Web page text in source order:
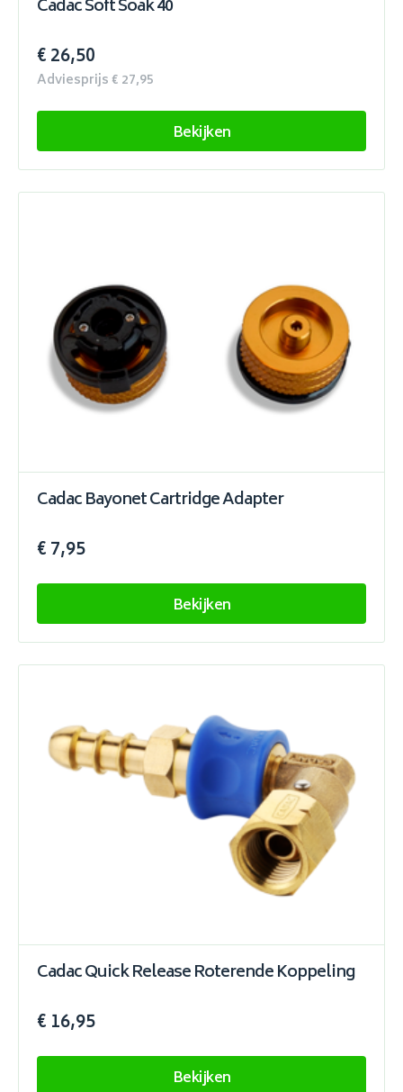
Cadac Soft Soak 40
€ 26,50
Adviesprijs € 27,95
Bekijken
Cadac Bayonet Cartridge Adapter
€ 7,95
Bekijken
Cadac Quick Release Roterende Koppeling
€ 16,95
Bekijken